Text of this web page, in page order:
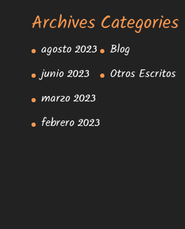
Archives
agosto 2023
junio 2023
marzo 2023
febrero 2023
Categories
Blog
Otros Escritos